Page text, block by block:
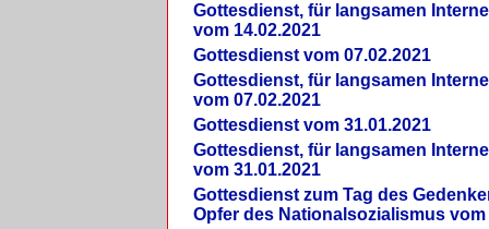
Gottesdienst, für langsamen
vom 14.02.2021
Gottesdienst vom 07.02.2021
Gottesdienst, für langsamen
vom 07.02.2021
Gottesdienst vom 31.01.2021
Gottesdienst, für langsamen
vom 31.01.2021
Gottesdienst zum Tag des
Opfer des Nationalsozialismus vom